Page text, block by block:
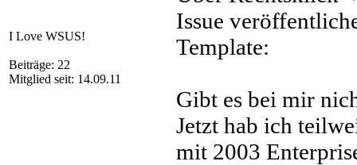
I Love WSUS!
Beiträge: 22
Mitglied seit: 14.09.11
Issue
Template:
Gibt es bei mir
Jetzt hab ich
mit 2003